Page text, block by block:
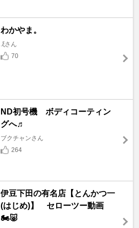
わかやま。
.ξさん
70
ND初号機 ボディコーティン
グへ♬
ブクチャンさん
264
伊豆下田の有名店【とんかつ一
(はじめ)】 セローツー動画
🏍🐷